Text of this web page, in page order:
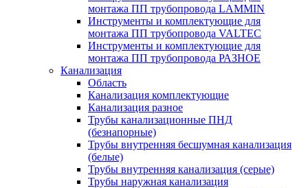
монтажа ПП трубопровода LAMMIN
Инструменты и комплектующие для
монтажа ПП трубопровода VALTEC
Инструменты и комплектующие для
монтажа ПП трубопровода РАЗНОЕ
Канализация
Область
Канализация комплектующие
Канализация разное
Трубы канализационные ПНД
(безнапорные)
Трубы внутренняя бесшумная канализация
(белые)
Трубы внутренняя канализация (серые)
Трубы наружная канализация